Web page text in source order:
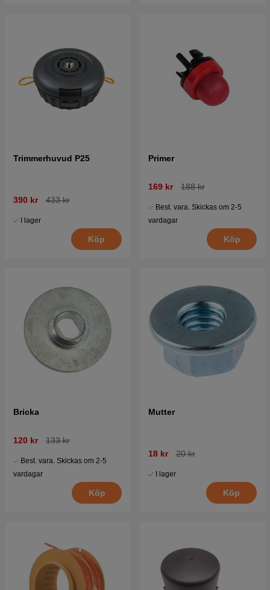
Trimmerhuvud P25
390 kr 433 kr
I lager
Köp
Primer
169 kr 188 kr
Best. vara. Skickas om 2-5
vardagar
Köp
Bricka
120 kr 133 kr
Best. vara. Skickas om 2-5
vardagar
Köp
Mutter
18 kr 20 kr
I lager
Köp